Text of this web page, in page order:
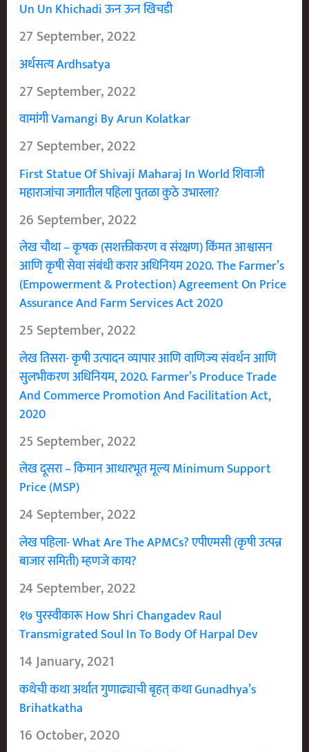
Un Un Khichadi ऊन ऊन खिचडी
27 September, 2022
अर्धसत्य Ardhsatya
27 September, 2022
वामांगी Vamangi By Arun Kolatkar
27 September, 2022
First Statue Of Shivaji Maharaj In World शिवाजी
महाराजांचा जगातील पहिला पुतळा कुठे उभारला?
26 September, 2022
लेख चौथा – कृषक (सशक्तीकरण व संरक्षण) किंमत आश्वासन
आणि कृषी सेवा संबंधी करार अधिनियम 2020. The Farmer’s
(Empowerment & Protection) Agreement On Price
Assurance And Farm Services Act 2020
25 September, 2022
लेख तिसरा- कृषी उत्पादन व्यापार आणि वाणिज्य संवर्धन आणि
सुलभीकरण अधिनियम, 2020. Farmer’s Produce Trade
And Commerce Promotion And Facilitation Act,
2020
25 September, 2022
लेख दूसरा – किमान आधारभूत मूल्य Minimum Support
Price (MSP)
24 September, 2022
लेख पहिला- What Are The APMCs? एपीएमसी (कृषी उत्पन्न
बाजार समिती) म्हणजे काय?
24 September, 2022
१७ पुरस्वीकारू How Shri Changadev Raul
Transmigrated Soul In To Body Of Harpal Dev
14 January, 2021
कथेची कथा अर्थात गुणाढ्याची बृहत् कथा Gunadhya’s
Brihatkatha
16 October, 2020